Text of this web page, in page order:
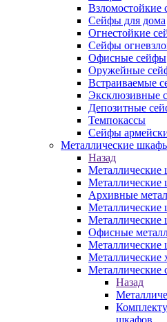
Взломостойкие
Сейфы для дома
Огнестойкие
Сейфы
Офисные сейфы
Оружейные
Встраиваемые
Эксклюзивные
Депозитные
Темпокассы
Сейфы
Металлические
Назад
Металлические
Архивные
Металлические
Металлические
Офисные
Металлические
Металлические
Назад
шкафов